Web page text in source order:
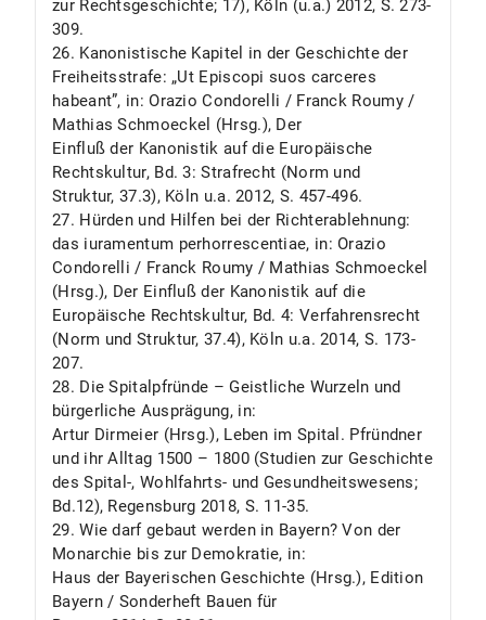
zur Rechtsgeschichte; 17), Köln (u.a.) 2012, S. 273-
309.
26. Kanonistische Kapitel in der Geschichte der
Freiheitsstrafe: „Ut Episcopi suos carceres
habeant”, in: Orazio Condorelli / Franck Roumy /
Mathias Schmoeckel (Hrsg.), Der
Einfluß der Kanonistik auf die Europäische
Rechtskultur, Bd. 3: Strafrecht (Norm und
Struktur, 37.3), Köln u.a. 2012, S. 457-496.
27. Hürden und Hilfen bei der Richterablehnung:
das iuramentum perhorrescentiae, in: Orazio
Condorelli / Franck Roumy / Mathias Schmoeckel
(Hrsg.), Der Einfluß der Kanonistik auf die
Europäische Rechtskultur, Bd. 4: Verfahrensrecht
(Norm und Struktur, 37.4), Köln u.a. 2014, S. 173-
207.
28. Die Spitalpfründe – Geistliche Wurzeln und
bürgerliche Ausprägung, in:
Artur Dirmeier (Hrsg.), Leben im Spital. Pfründner
und ihr Alltag 1500 – 1800 (Studien zur Geschichte
des Spital-, Wohlfahrts- und Gesundheitswesens;
Bd.12), Regensburg 2018, S. 11-35.
29. Wie darf gebaut werden in Bayern? Von der
Monarchie bis zur Demokratie, in:
Haus der Bayerischen Geschichte (Hrsg.), Edition
Bayern / Sonderheft Bauen für